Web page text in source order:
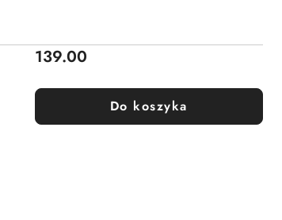
Cena:
139.00
Do koszyka